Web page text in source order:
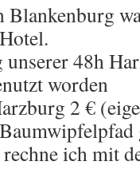
48h
worden
2 €
ich mit